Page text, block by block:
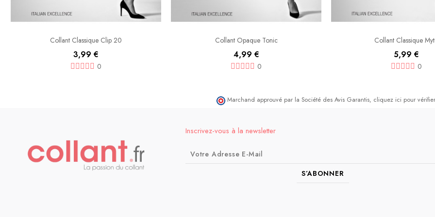
Collant Classique Clip 20
3,99 €
0
Collant Opaque Tonic
4,99 €
0
Collant Classique
5,99 €
0
Marchand approuvé par la Société des Avis Garantis, cliquez ici pour vérifier
Inscrivez-vous à la newsletter
S’ABONNER